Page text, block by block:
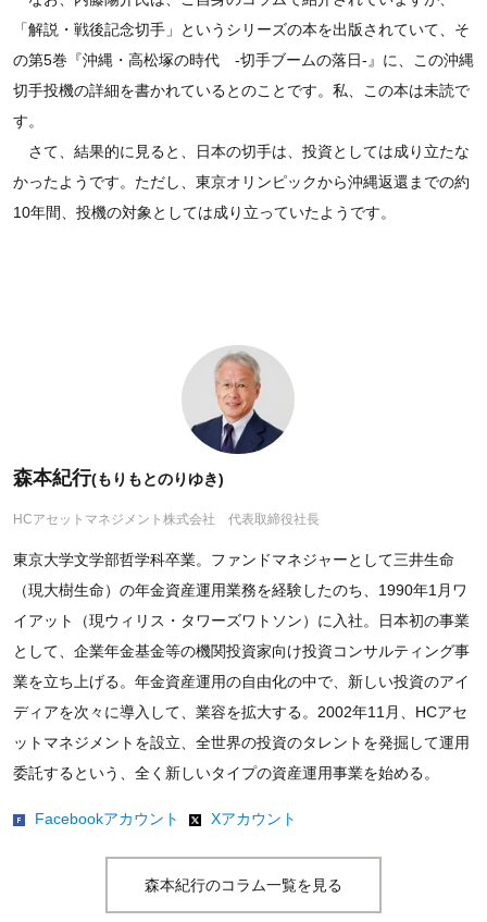
「解説・戦後記念切手」というシリーズの本を出版されていて、そ
の第5巻『沖縄・高松塚の時代 -切手ブームの落日-』に、この沖縄
切手投機の詳細を書かれているとのことです。私、この本は未読で
す。
さて、結果的に見ると、日本の切手は、投資としては成り立たな
かったようです。ただし、東京オリンピックから沖縄返還までの約
10年間、投機の対象としては成り立っていたようです。
森本紀行(もりもとのりゆき)
HCアセットマネジメント株式会社 代表取締役社長
東京大学文学部哲学科卒業。ファンドマネジャーとして三井生命
（現大樹生命）の年金資産運用業務を経験したのち、1990年1月ワ
イアット（現ウィリス・タワーズワトソン）に入社。日本初の事業
として、企業年金基金等の機関投資家向け投資コンサルティング事
業を立ち上げる。年金資産運用の自由化の中で、新しい投資のアイ
ディアを次々に導入して、業容を拡大する。2002年11月、HCアセ
ットマネジメントを設立、全世界の投資のタレントを発掘して運用
委託するという、全く新しいタイプの資産運用事業を始める。
Facebookアカウント Xアカウント
森本紀行のコラム一覧を見る